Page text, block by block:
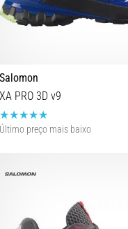
Salomon
XA PRO 3D v9
Último preço mais baixo